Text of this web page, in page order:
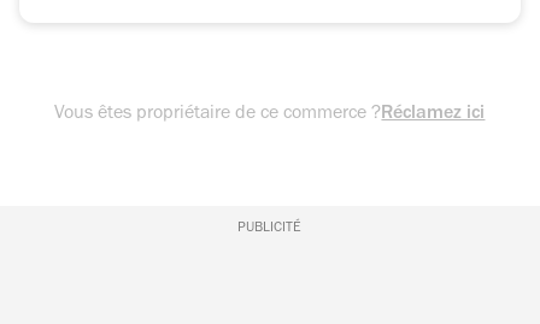
Vous êtes propriétaire de ce commerce ?Réclamez ici
PUBLICITÉ